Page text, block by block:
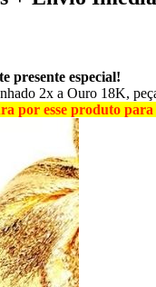
presente especial!
2x a Ouro 18K,
por esse produto para